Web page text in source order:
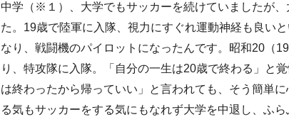
中学（※１）、大学でもサッカーを続けていましたが
た。19歳で陸軍に入隊、視力にすぐれ運動神経も良い
なり、戦闘機のパイロットになったんです。昭和20（
り、特攻隊に入隊。「自分の一生は20歳で終わる」と
は終わったから帰っていい」と言われても、そう簡単
る気もサッカーをする気にもなれず大学を中退し、ふら